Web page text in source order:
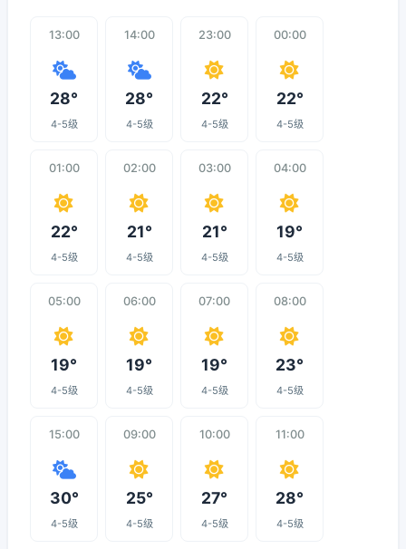
13:00
28°
4-5级
14:00
28°
4-5级
23:00
22°
4-5级
00:00
22°
4-5级
01:00
22°
4-5级
02:00
21°
4-5级
03:00
21°
4-5级
04:00
19°
4-5级
05:00
19°
4-5级
06:00
19°
4-5级
07:00
19°
4-5级
08:00
23°
4-5级
15:00
30°
4-5级
09:00
25°
4-5级
10:00
27°
4-5级
11:00
28°
4-5级